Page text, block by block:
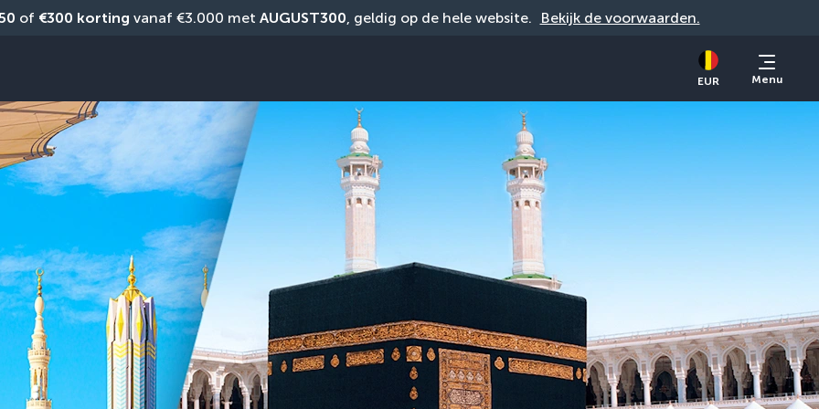
of €300 korting vanaf €3.000 met AUGUST300, geldig op de hele website. Bekijk de voorwaarden.
EUR Menu